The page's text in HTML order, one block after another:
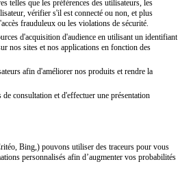
telles que les préférences des utilisateurs, les
vérifier s'il est connecté ou non, et plus
frauduleux ou les violations de sécurité.
d'acquisition d'audience en utilisant un identifiant
nos sites et nos applications en fonction des
afin d'améliorer nos produits et rendre la
consultation et d'effectuer une présentation
Bing,) pouvons utiliser des traceurs pour vous
personnalisés afin d’augmenter vos probabilités